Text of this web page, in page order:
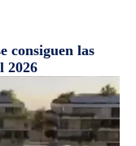
consiguen las
2026